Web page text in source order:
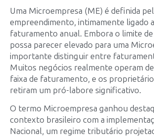
Uma Microempresa (ME) é definida
empreendimento, intimamente ligado
faturamento anual. Embora o limite
possa parecer elevado para uma
importante distinguir entre
Muitos negócios realmente operam
faixa de faturamento, e os
retiram um pró-labore significativo.
O termo Microempresa ganhou
contexto brasileiro com a
Nacional, um regime tributário